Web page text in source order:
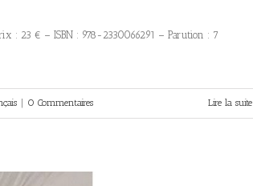
: 23 € – ISBN : 978-2330066291 – Parution : 7
0 Commentaires Lire la suite